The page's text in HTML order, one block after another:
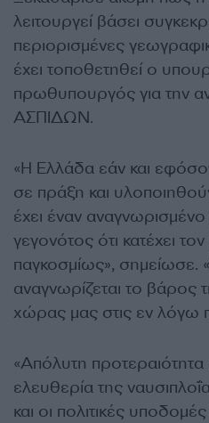
λειτουργεί βάσει
περιορισμένες
έχει τοποθετηθεί ο
πρωθυπουργός για την
ΑΣΠΙΔΩΝ.
«Η Ελλάδα εάν και
σε πράξη και
έχει έναν
γεγονότος ότι κατέχει
παγκοσμίως», σημείωσε.
αναγνωρίζεται το βάρος
χώρας μας στις εν λόγω
«Απόλυτη προτεραιότητα
ελευθερία της
και οι πολιτικές